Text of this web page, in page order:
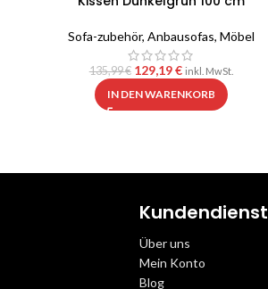
Sofa-zubehör, Anbausofas, Möbel
135,99€ 129,19€ inkl. MwSt.
IN DEN WARENKORB
Kundendienst
Über uns
Mein Konto
Blog